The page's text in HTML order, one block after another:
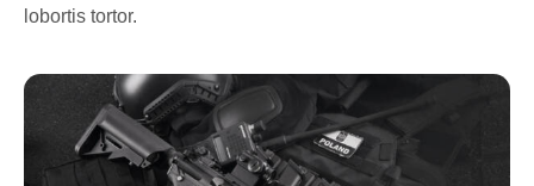
lobortis tortor.